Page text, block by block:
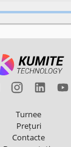
Turnee
Prețuri
Contacte